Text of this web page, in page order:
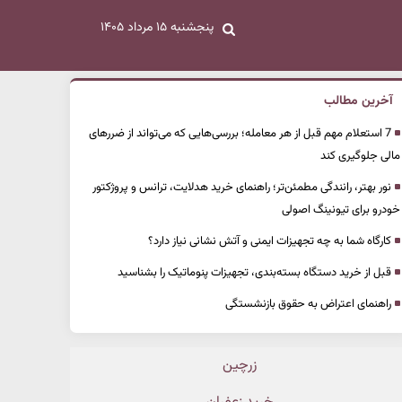
پنجشنبه ۱۵ مرداد ۱۴۰۵
آخرین مطالب
7 استعلام مهم قبل از هر معامله؛ بررسی‌هایی که می‌تواند از ضررهای
مالی جلوگیری کند
نور بهتر، رانندگی مطمئن‌تر؛ راهنمای خرید هدلایت، ترانس و پروژکتور
خودرو برای تیونینگ اصولی
کارگاه شما به چه تجهیزات ایمنی و آتش نشانی نیاز دارد؟
قبل از خرید دستگاه بسته‌بندی، تجهیزات پنوماتیک را بشناسید
راهنمای اعتراض به حقوق بازنشستگی
زرچین